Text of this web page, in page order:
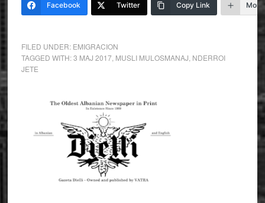
Facebook Twitter Copy Link More
FILED UNDER: EMIGRACION
TAGGED WITH:3 MAJ 2017, MUSLI MULOSMANAJ NDERROI
JETE